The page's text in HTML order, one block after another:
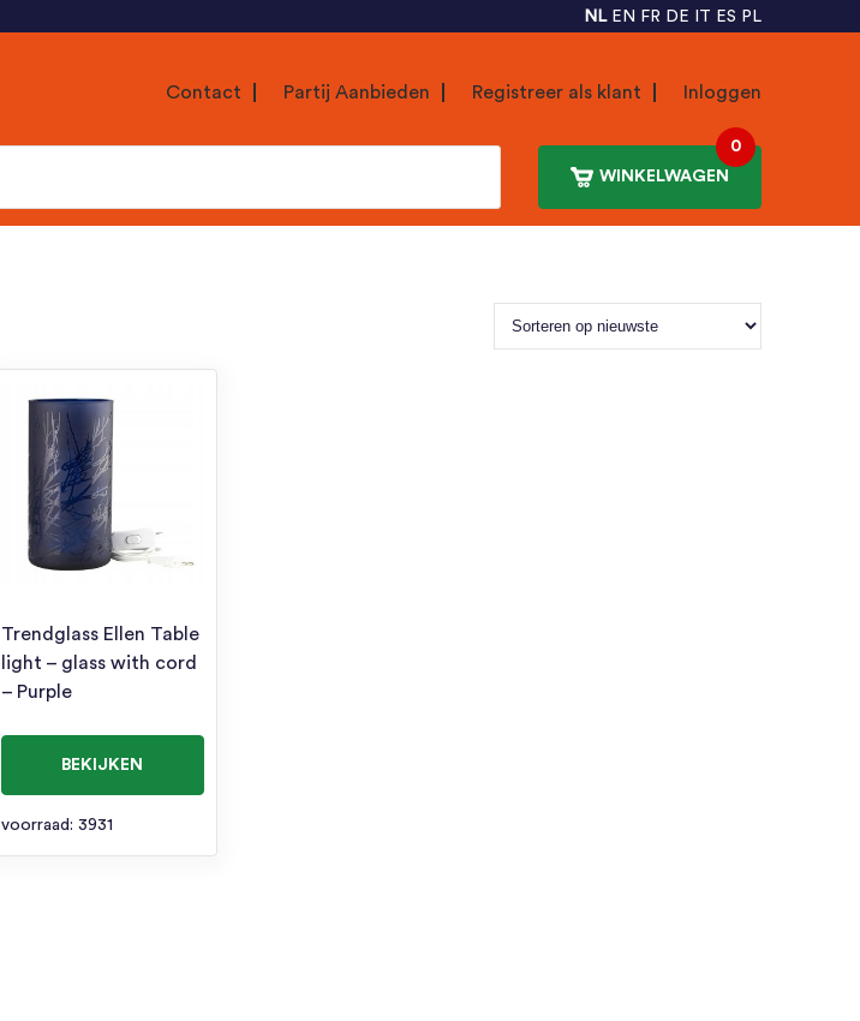
NL EN FR DE IT ES PL
Contact Partij Aanbieden Registreer als klant Inloggen
WINKELWAGEN
0
Trendglass Ellen Table
light – glass with cord
– Purple
BEKIJKEN
voorraad: 3931